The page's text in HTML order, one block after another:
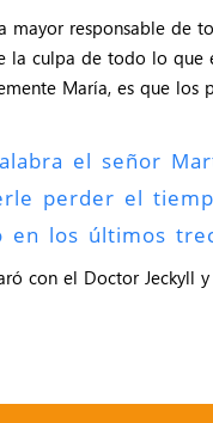
responsable de
la culpa de todo lo que
María, es que los
el señor
perder el
los últimos
con el Doctor Jeckyll